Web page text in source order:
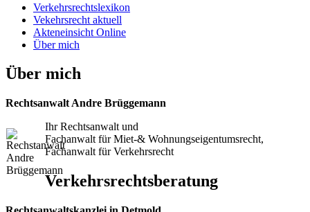
Verkehrsrechtslexikon
Vekehrsrecht aktuell
Akteneinsicht Online
Über mich
Über mich
Rechtsanwalt Andre Brüggemann
Ihr Rechtsanwalt und
Fachanwalt für Miet-& Wohnungseigentumsrecht,
Fachanwalt für Verkehrsrecht
Verkehrsrechtsberatung